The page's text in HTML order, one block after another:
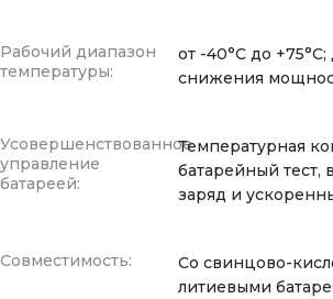
Рабочий диапазон
температуры:
от -40°С до +75°С;
снижения
Усовершенствованное
управление
батареей:
Температурная
батарейный
заряд и
Совместимость:
Со свинцово-
литиевыми